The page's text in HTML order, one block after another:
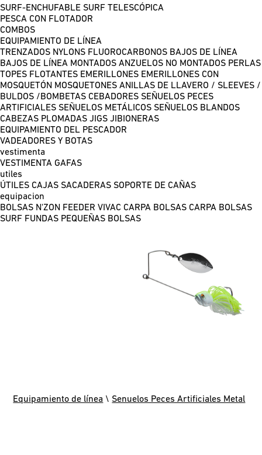
SURF-ENCHUFABLE SURF TELESCÓPICA
PESCA CON FLOTADOR
COMBOS
EQUIPAMIENTO DE LÍNEA
TRENZADOS NYLONS FLUOROCARBONOS BAJOS DE LÍNEA
BAJOS DE LÍNEA MONTADOS ANZUELOS NO MONTADOS PERLAS
TOPES FLOTANTES EMERILLONES EMERILLONES CON
MOSQUETÓN MOSQUETONES ANILLAS DE LLAVERO / SLEEVES /
BULDOS /BOMBETAS CEBADORES SEÑUELOS PECES
ARTIFICIALES SEÑUELOS METÁLICOS SEÑUELOS BLANDOS
CABEZAS PLOMADAS JIGS JIBIONERAS
EQUIPAMIENTO DEL PESCADOR
VADEADORES Y BOTAS
vestimenta
VESTIMENTA GAFAS
utiles
ÚTILES CAJAS SACADERAS SOPORTE DE CAÑAS
equipacion
BOLSAS N'ZON FEEDER VIVAC CARPA BOLSAS CARPA BOLSAS
SURF FUNDAS PEQUEÑAS BOLSAS
Equipamiento de línea \ Senuelos Peces Artificiales Metal